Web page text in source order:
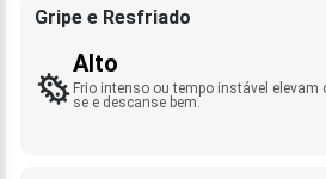
Gripe e Resfriado
Alto
Frio intenso ou tempo instável elevam
se e descanse bem.